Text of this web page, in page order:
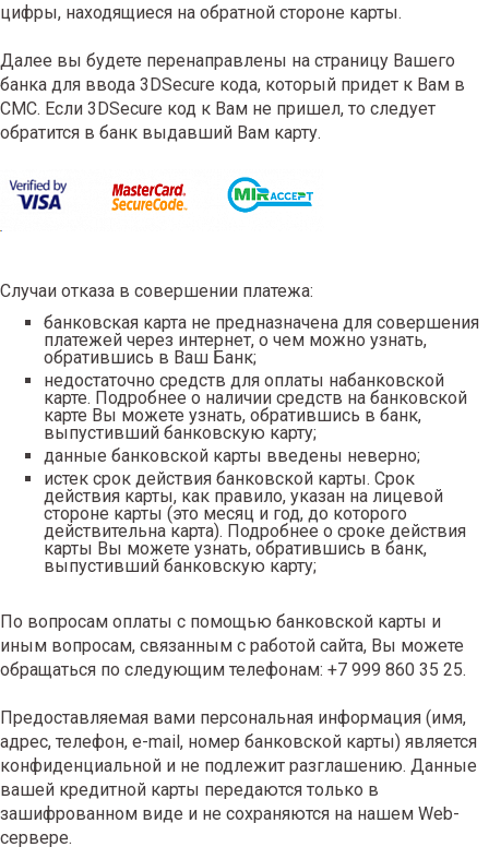
цифры, находящиеся на обратной стороне карты.
Далее вы будете перенаправлены на страницу Вашего
банка для ввода 3DSecure кода, который придет к Вам в
СМС. Если 3DSecure код к Вам не пришел, то следует
обратится в банк выдавший Вам карту.
Случаи отказа в совершении платежа:
банковская карта не предназначена для совершения
платежей через интернет, о чем можно узнать,
обратившись в Ваш Банк;
недостаточно средств для оплаты набанковской
карте. Подробнее о наличии средств на банковской
карте Вы можете узнать, обратившись в банк,
выпустивший банковскую карту;
данные банковской карты введены неверно;
истек срок действия банковской карты. Срок
действия карты, как правило, указан на лицевой
стороне карты (это месяц и год, до которого
действительна карта). Подробнее о сроке действия
карты Вы можете узнать, обратившись в банк,
выпустивший банковскую карту;
По вопросам оплаты с помощью банковской карты и
иным вопросам, связанным с работой сайта, Вы можете
обращаться по следующим телефонам: +7 999 860 35 25.
Предоставляемая вами персональная информация (имя,
адрес, телефон, e-mail, номер банковской карты) является
конфиденциальной и не подлежит разглашению. Данные
вашей кредитной карты передаются только в
зашифрованном виде и не сохраняются на нашем Web-
сервере.